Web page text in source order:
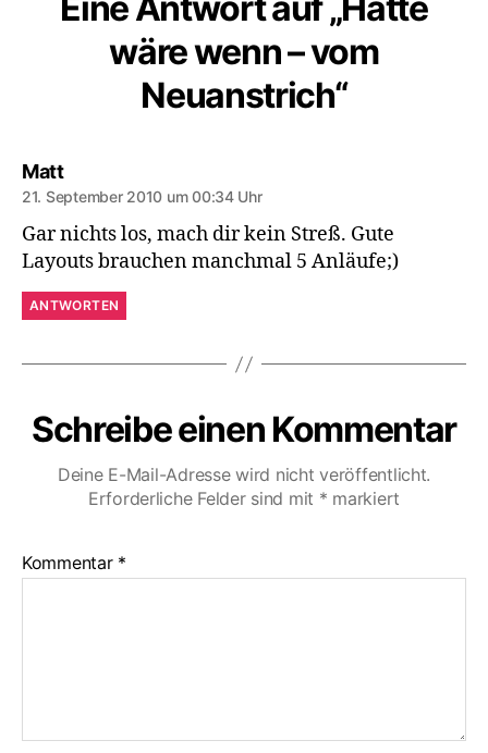
wäre wenn – vom
Neuanstrich“
Mattsagt:
21. September 2010 um 00:34 Uhr
Gar nichts los, mach dir kein Streß. Gute
Layouts brauchen manchmal 5 Anläufe;)
ANTWORTEN
Schreibe einen Kommentar
Deine E-Mail-Adresse wird nicht veröffentlicht.
Erforderliche Felder sind mit * markiert
Kommentar *